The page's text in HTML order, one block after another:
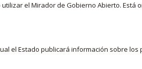
el Mirador de Gobierno Abierto.
el Estado publicará información sobre